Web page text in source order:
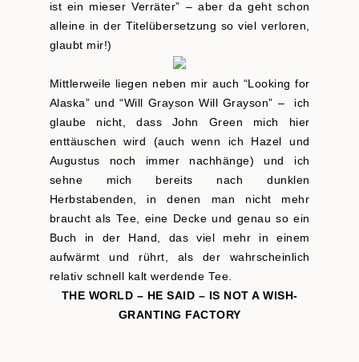
ist ein mieser Verräter” – aber da geht schon
alleine in der Titelübersetzung so viel verloren,
glaubt mir!)
Mittlerweile liegen neben mir auch “Looking for
Alaska” und “Will Grayson Will Grayson” – ich
glaube nicht, dass John Green mich hier
enttäuschen wird (auch wenn ich Hazel und
Augustus noch immer nachhänge) und ich
sehne mich bereits nach dunklen
Herbstabenden, in denen man nicht mehr
braucht als Tee, eine Decke und genau so ein
Buch in der Hand, das viel mehr in einem
aufwärmt und rührt, als der wahrscheinlich
relativ schnell kalt werdende Tee.
THE WORLD – HE SAID – IS NOT A WISH-
GRANTING FACTORY